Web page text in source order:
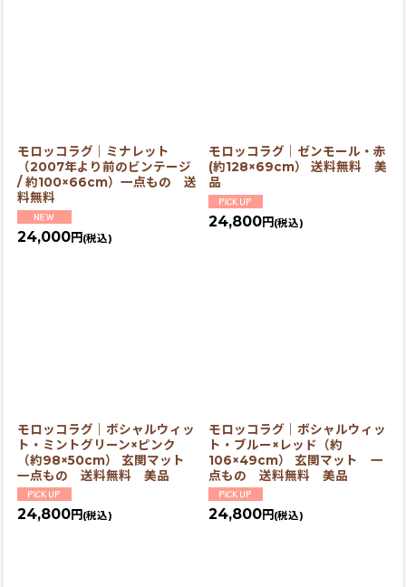
モロッコラグ｜ミナレット
（2007年より前のビンテージ
/ 約100×66cm）一点もの 送
料無料
24,000円 (税込)
モロッコラグ｜ゼンモール・赤
(約128×69cm） 送料無料 美
品
24,800円 (税込)
モロッコラグ｜ボシャルウィッ
ト・ミントグリーン×ピンク
（約98×50cm） 玄関マット
一点もの 送料無料 美品
24,800円 (税込)
モロッコラグ｜ボシャルウィッ
ト・ブルー×レッド（約
106×49cm） 玄関マット 一
点もの 送料無料 美品
24,800円 (税込)